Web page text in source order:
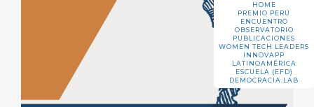
HOME
PREMIO PERÚ
ENCUENTRO
OBSERVATORIO
PUBLICACIONES
WOMEN TECH LEADERS
INNOVAPP
LATINOAMÉRICA
ESCUELA (EFD)
DEMOCRACIA.LAB